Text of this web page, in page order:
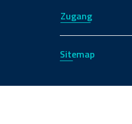
Zugang
Sitemap